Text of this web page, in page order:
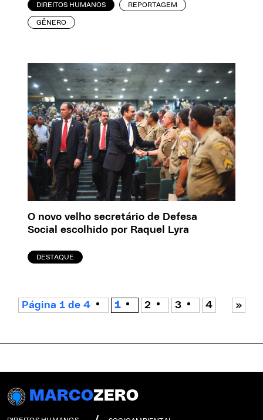
DIREITOS HUMANOS REPORTAGEM
GÊNERO
O novo velho secretário de Defesa
Social escolhido por Raquel Lyra
DESTAQUE
Página 1 de 4 1 2 3 4 »
MARCOZERO